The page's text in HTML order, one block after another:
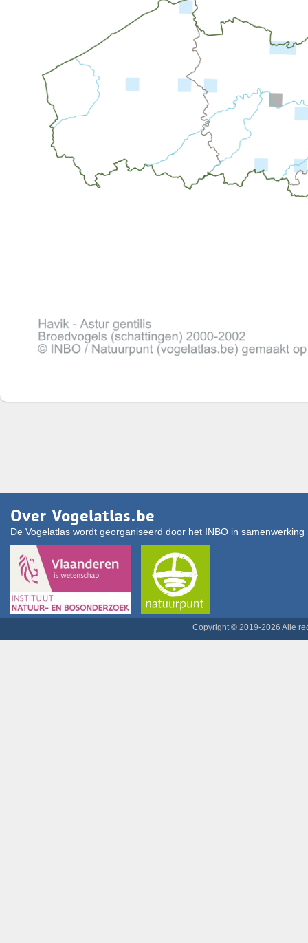
Over Vogelatlas.be
De Vogelatlas wordt georganiseerd door het INBO in
Copyright © 2019-2026 Alle